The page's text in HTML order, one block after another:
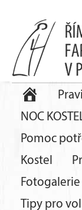
NOC
Pomoc
Kostel
Fotogalerie
Tipy pro